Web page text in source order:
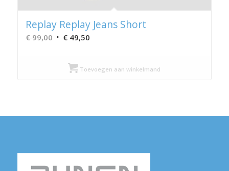
Replay Replay Jeans Short
€99,00 Oorspronkelijke
was:
€ 99,00.
€49,50Huidige
€ 49,50.
Toevoegen aan winkelmand